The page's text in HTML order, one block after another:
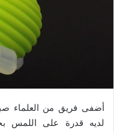
أضفى فريق من العلماء
لديه قدرة على اللمس